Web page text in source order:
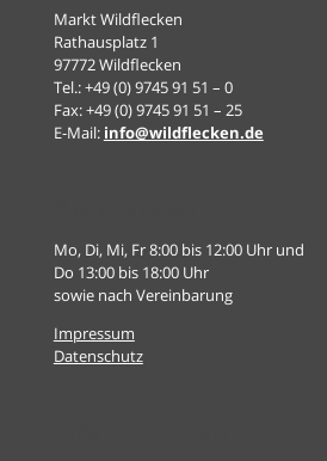
Markt Wildflecken
Rathausplatz 1
97772 Wildflecken
Tel.: +49 (0) 9745 91 51 – 0
Fax: +49 (0) 9745 91 51 – 25
E-Mail: info@wildflecken.de
Mo, Di, Mi, Fr 8:00 bis 12:00 Uhr und
Do 13:00 bis 18:00 Uhr
sowie nach Vereinbarung
Impressum
Datenschutz